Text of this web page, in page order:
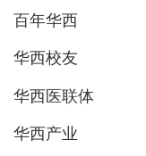
百年华西
华西校友
华西医联体
华西产业